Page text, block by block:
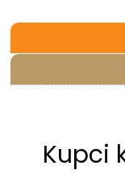
Kupci